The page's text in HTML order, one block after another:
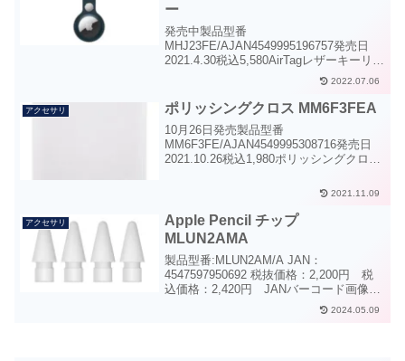
ー
発売中製品型番
MHJ23FE/AJAN4549995196757発売日
2021.4.30税込5,580AirTagレザーキーリン
グ・バルティックブルーAirTagレザーキ
ーリングバルティックブルー考え抜かれ
たデザインのレザーキーリングには、...
2022.07.06
アクセサリ ポリッシングクロス MM6F3FEA
10月26日発売製品型番
MM6F3FE/AJAN4549995308716発売日
2021.10.26税込1,980ポリッシングクロス
い柔らかな素材で作られたポリッシング
2021.11.09
アクセサリ
Apple Pencil チップ
MLUN2AMA
製品型番:MLUN2AM/A JAN：
4547597950692 税抜価格：2,200円 税
込価格：2,420円 JANバーコード画像
商品説明：ApplePencil（1st）、
ApplePencil（２nd）用交換チップ4個入
2024.05.09